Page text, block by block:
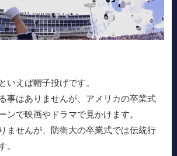
いえば帽子投げです。
事はありませんが、アメリカの卒業式
ンで映画やドラマで見かけます。
ませんが、防衛大の卒業式では伝統行
。